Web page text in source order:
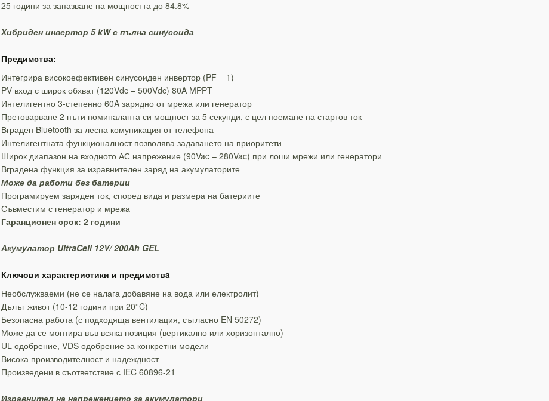
25 години за запазване на мощността до 84.8%
Хибриден инвертор 5 kW с пълна синусоида
Предимства:
Интегрира високоефективен синусоиден инвертор (PF = 1)
PV вход с широк обхват (120Vdc – 500Vdc) 80A MPPT
Интелигентно 3-степенно 60A зарядно от мрежа или генератор
Претоварване 2 пъти номиналанта си мощност за 5 секунди, с цел поемане на стартов ток
Вграден Bluetooth за лесна комуникация от телефона
Интелигентната функционалност позволява задаването на приоритети
Широк диапазон на входното АС напрежение (90Vac – 280Vac) при лоши мрежи или генератори
Вградена функция за изравнителен заряд на акумулаторите
Може да работи без батерии
Програмируем заряден ток, според вида и размера на батериите
Съвместим с генератор и мрежа
Гаранционен срок: 2 години
Акумулатор UltraCell 12V/ 200Ah GEL
Ключови характеристики и предимствa
Необслужваеми (не се налага добавяне на вода или електролит)
Дълъг живот (10-12 години при 20°C)
Безопасна работа (с подходяща вентилация, съгласно ΕΝ 50272)
Може да се монтира във всяка позиция (вертикално или хоризонтално)
UL одобрение, VDS одобрение за конкретни модели
Висока производителност и надеждност
Произведени в съответствие с IEC 60896-21
Изравнител на напрежението за акумулатори